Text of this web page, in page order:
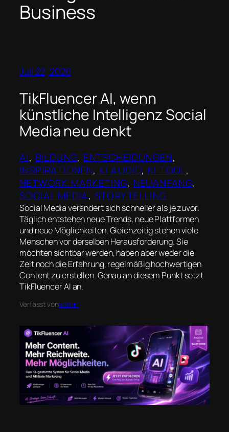
Business
Juli 22, 2026
TikFluencer AI, wenn
künstliche Intelligenz Social
Media neu denkt
AI, BILDUNG, ENTSCHEIDUNGEN
INSPIRATIONEN, KI AUDIO, KI TOOL
NETWORK MARKETING, NEUANFANG
SOCIAL MEDIA, STORYTELLING
Social Media verändert sich schneller als je zuvor.
Täglich entstehen neue Trends, neue Plattformen
und neue Möglichkeiten. Gleichzeitig stehen viele
Menschen vor derselben Herausforderung. Sie
möchten sichtbar werden, haben aber weder die
Zeit noch die Erfahrung, regelmäßig hochwertigen
Content zu erstellen. Genau an diesem Punkt setzt
TikFluencer AI an.
Verfasst vonadmin